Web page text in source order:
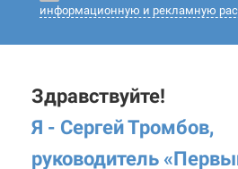
информационную и рекламную
Здравствуйте!
Я - Сергей Тромбов,
руководитель